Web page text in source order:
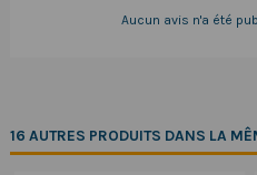
Aucun avis n'a été
16 AUTRES PRODUITS DANS LA